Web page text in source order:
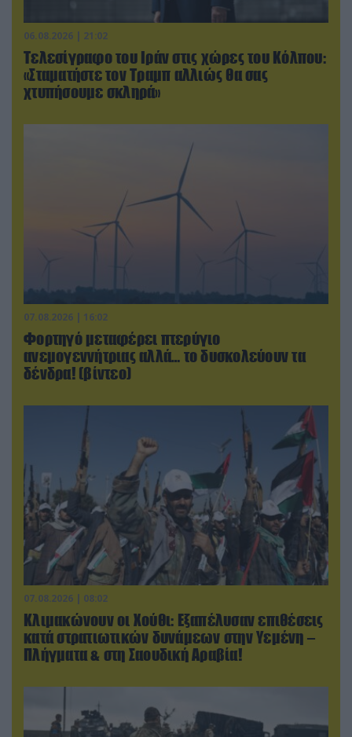
06.08.2026 | 21:02
Τελεσίγραφο του Ιράν στις χώρες του Κόλπου:
«Σταματήστε τον Τραμπ αλλιώς θα σας
χτυπήσουμε σκληρά»
07.08.2026 | 16:02
Φορτηγό μεταφέρει πτερύγιο
ανεμογεννήτριας αλλά… το δυσκολεύουν τα
δένδρα! (βίντεο)
07.08.2026 | 08:02
Κλιμακώνουν οι Χούθι: Eξαπέλυσαν επιθέσεις
κατά στρατιωτικών δυνάμεων στην Υεμένη –
Πλήγματα & στη Σαουδική Αραβία!